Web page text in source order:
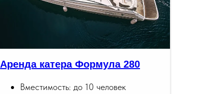
Аренда катера Формула 280
Вместимость: до 10 человек